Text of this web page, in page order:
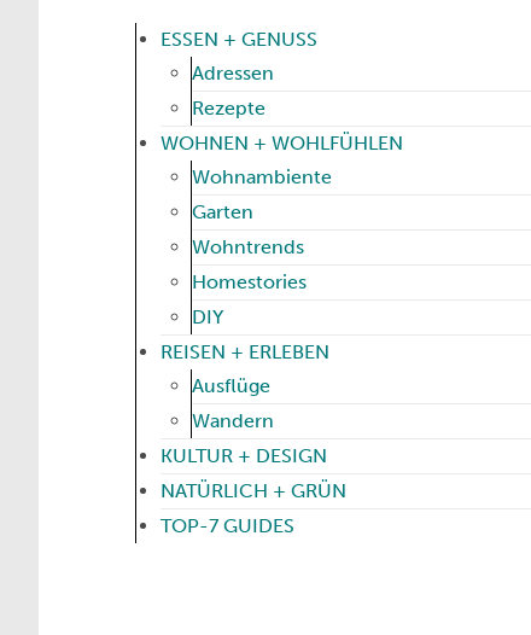
ESSEN + GENUSS
Adressen
Rezepte
WOHNEN + WOHLFÜHLEN
Wohnambiente
Garten
Wohntrends
Homestories
DIY
REISEN + ERLEBEN
Ausflüge
Wandern
KULTUR + DESIGN
NATÜRLICH + GRÜN
TOP-7 GUIDES